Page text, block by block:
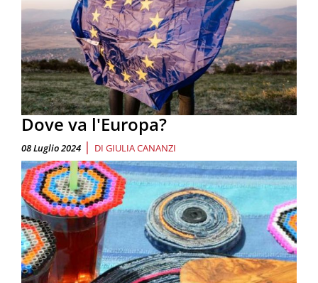
Dove va l'Europa?
08 Luglio 2024 | DI GIULIA CANANZI